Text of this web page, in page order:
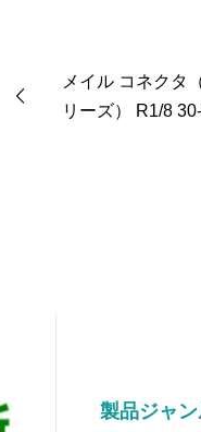
メイル コネクタ
リーズ） R1/8
製品ジャ